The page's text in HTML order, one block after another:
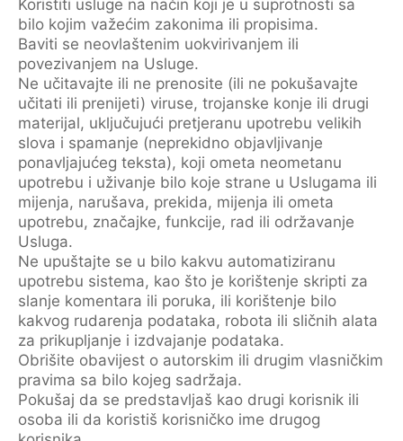
Koristiti usluge na način koji je u suprotnosti sa
bilo kojim važećim zakonima ili propisima.
Baviti se neovlaštenim uokvirivanjem ili
povezivanjem na Usluge.
Ne učitavajte ili ne prenosite (ili ne pokušavajte
učitati ili prenijeti) viruse, trojanske konje ili drugi
materijal, uključujući pretjeranu upotrebu velikih
slova i spamanje (neprekidno objavljivanje
ponavljajućeg teksta), koji ometa neometanu
upotrebu i uživanje bilo koje strane u Uslugama ili
mijenja, narušava, prekida, mijenja ili ometa
upotrebu, značajke, funkcije, rad ili održavanje
Usluga.
Ne upuštajte se u bilo kakvu automatiziranu
upotrebu sistema, kao što je korištenje skripti za
slanje komentara ili poruka, ili korištenje bilo
kakvog rudarenja podataka, robota ili sličnih alata
za prikupljanje i izdvajanje podataka.
Obrišite obavijest o autorskim ili drugim vlasničkim
pravima sa bilo kojeg sadržaja.
Pokušaj da se predstavljaš kao drugi korisnik ili
osoba ili da koristiš korisničko ime drugog